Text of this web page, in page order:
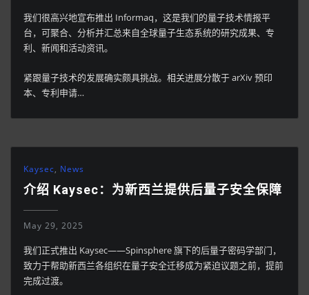
我们很高兴地宣布推出 Informaq，这是我们的量子技术情报平
台，可聚合、分析并汇总来自全球量子生态系统的研究成果、专
利、新闻和活动资讯。
紧跟量子技术的发展确实颇具挑战。相关进展分散于 arXiv 预印
本、专利申请…
Kaysec, News
介绍 Kaysec：为新西兰提供后量子安全保障
May 29, 2025
我们正式推出 Kaysec——Spinsphere 旗下的后量子密码学部门，
致力于帮助新西兰各组织在量子安全迁移成为紧迫议题之前，提前
完成过渡。